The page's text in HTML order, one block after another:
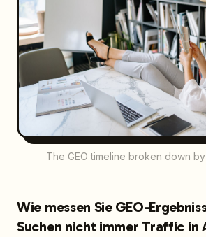
The GEO timeline broken down
Wie messen Sie GEO-
Suchen nicht immer Traffic in